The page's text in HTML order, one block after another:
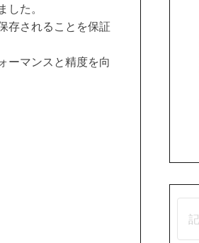
た。
存されることを保証
ーマンスと精度を向